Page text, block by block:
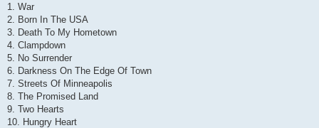
1. War
2. Born In The USA
3. Death To My Hometown
4. Clampdown
5. No Surrender
6. Darkness On The Edge Of Town
7. Streets Of Minneapolis
8. The Promised Land
9. Two Hearts
10. Hungry Heart